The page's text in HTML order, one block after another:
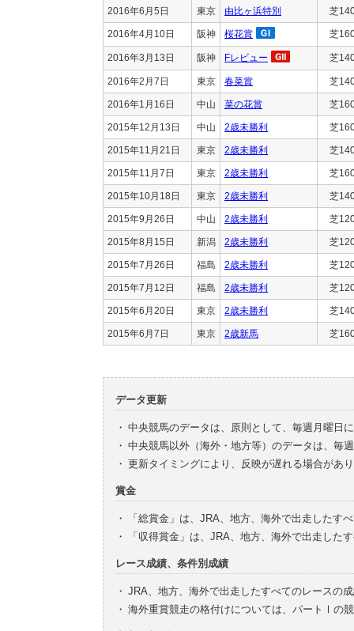
2016年6月5日 東京 由比ヶ浜特別 芝
2016年4月10日 阪神 桜花賞 芝
2016年3月13日 阪神 Fレビュー 芝
2016年2月7日 東京 春菜賞 芝
2016年1月16日 中山 菜の花賞 芝
2015年12月13日 中山 2歳未勝利 芝
2015年11月21日 東京 2歳未勝利 芝
2015年11月7日 東京 2歳未勝利 芝
2015年10月18日 東京 2歳未勝利 芝
2015年9月26日 中山 2歳未勝利 芝
2015年8月15日 新潟 2歳未勝利 芝
2015年7月26日 福島 2歳未勝利 芝
2015年7月12日 福島 2歳未勝利 芝
2015年6月20日 東京 2歳未勝利 芝
2015年6月7日 東京 2歳新馬 芝
データ更新
・ 中央競馬のデータは、原則として、毎週月曜日
・ 中央競馬以外（海外・地方等）のデータは、毎
・ 更新タイミングにより、反映が遅れる場合があ
賞金
・
「総賞金」は、JRA、地方、海外で出走したす
・
「収得賞金」は、JRA、地方、海外で出走した
レース成績、条件別成績
・ JRA、地方、海外で出走したすべてのレースの
・ 海外重賞競走の格付けについては、パートⅠの